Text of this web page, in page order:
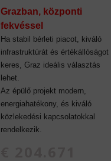
Grazban, központi
fekvéssel
Ha stabil bérleti piacot, kiváló
infrastruktúrát és értékállóságot
keres, Graz ideális választás
lehet.
Az épülő projekt modern,
energiahatékony, és kiváló
közlekedési kapcsolatokkal
rendelkezik.